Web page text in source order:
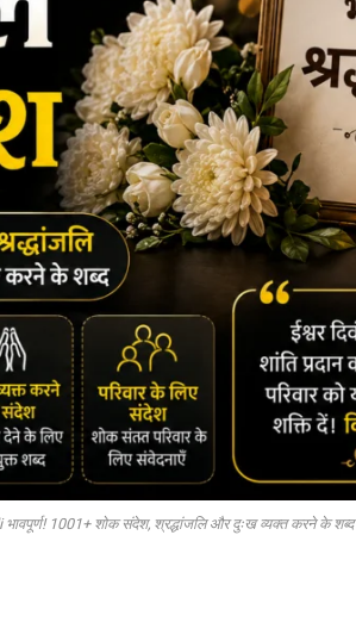
1001+ शोक संदेश, श्रद्धांजलि और दुःख व्यक्त करने के शब्द